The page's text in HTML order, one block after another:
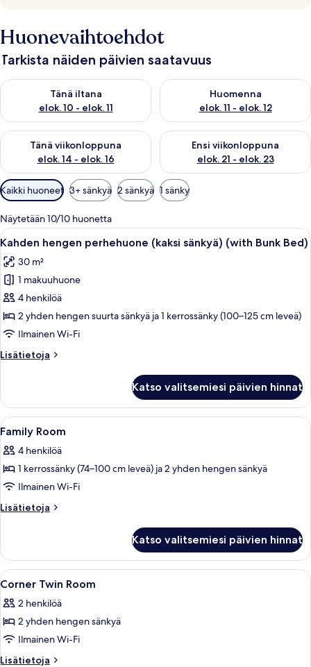
Huonevaihtoehdot
Tarkista näiden päivien saatavuus
Tänä iltana
elok. 10 - elok. 11
Tarkista tämän illan saatavuus elok. 10 - elok. 11
Huomenna
elok. 11 - elok. 12
Tarkista huomisen saatavuus
Tänä viikonloppuna
elok. 14 - elok. 16
Tarkista tämän viikonlopun saatavuus elok. 14 - elok. 16
Ensi viikonloppuna
elok. 21 - elok. 23
Tarkista ensi viikonlopun
Huoneille
saatavilla
olevia
suodattimia
Kaikki huoneet 3+ sänkyä 2 sänkyä 1 sänky
Näytetään 10/10 huonetta
Avaa
kaikki
huonetyypin
Kahden
hengen
perhehuone
(kaksi
(with
kuvat
Moderni hotellihuone, jossa on
11
Kahden hengen perhehuone (kaksi sänkyä) (with Bunk Bed)
30 m²
1 makuuhuone
4 henkilöä
2 yhden hengen suurta sänkyä ja 1 kerrossänky (100–125 cm leveä)
Ilmainen Wi-Fi
Lisätietoja
Lisätietoja
perhehuone
(kaksi
sänkyä)
Bunk
Bed)
Katso valitsemiesi päivien hinnat
Avaa
kaikki
huonetyypin
Family
Room
kuvat
Moderni hotellihuone, jossa on
10
Family Room
4 henkilöä
1 kerrossänky (74–100 cm leveä) ja 2 yhden hengen sänkyä
Ilmainen Wi-Fi
Lisätietoja
Lisätietoja
Katso valitsemiesi päivien hinnat
Avaa
kaikki
huonetyypin
Corner
Twin
Room
Sängyssä on valkoisia ja vihreitä
9
Corner Twin Room
2 henkilöä
2 yhden hengen sänkyä
Ilmainen Wi-Fi
Lisätietoja
Lisätietoja